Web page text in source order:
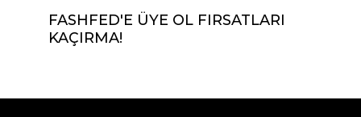
FASHFED'E ÜYE OL FIRSATLARI
KAÇIRMA!